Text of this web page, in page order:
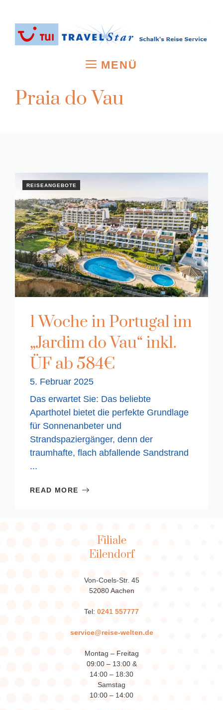
Inhalt
springen
MENÜ
Praia do Vau
REISEANGEBOTE
1 Woche in Portugal im
„Jardim do Vau“ inkl.
ÜF ab 584€
5. Februar 2025
Das erwartet Sie: Das beliebte
Aparthotel bietet die perfekte Grundlage
für Sonnenanbeter und
Strandspaziergänger, denn der
traumhafte, flach abfallende Sandstrand
...
READ MORE
Filiale
Eilendorf
Von-Coels-Str. 45
52080 Aachen
Tel: 0241 557777
service@reise-welten.de
Montag – Freitag
09:00 – 13:00 &
14:00 – 18:30
Samstag
10:00 – 14:00